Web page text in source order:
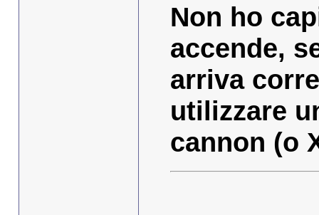
Non ho
accende,
arriva
utilizzare
cannon (o